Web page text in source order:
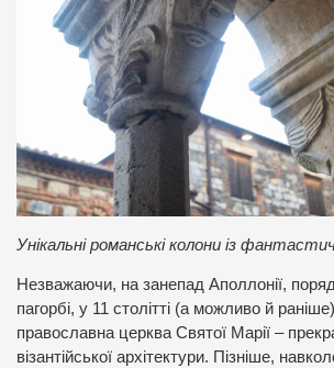
Унікальні романські колони із
Незважаючи, на занепад Аполлонії,
пагорбі, у 11 столітті (а можливо й
православна церква Святої Марії –
візантійської архітектури. Пізніше,